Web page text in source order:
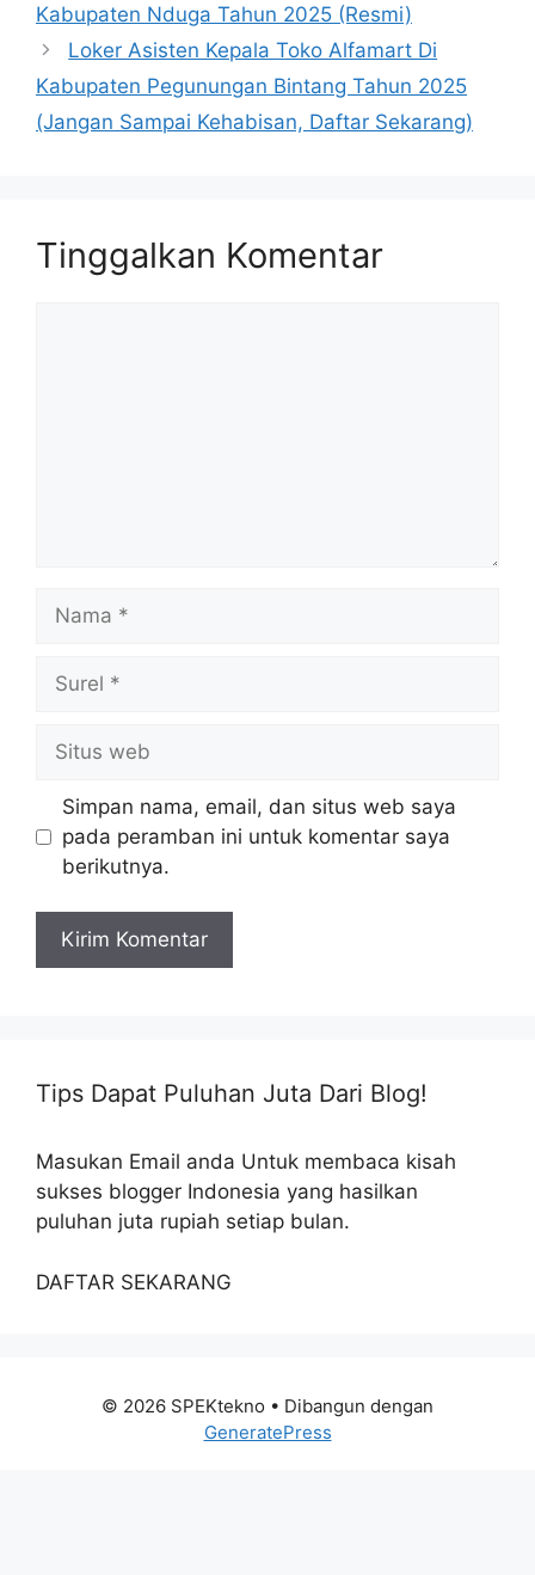
Kabupaten Nduga Tahun 2025 (Resmi)
Loker Asisten Kepala Toko Alfamart Di
Kabupaten Pegunungan Bintang Tahun 2025
(Jangan Sampai Kehabisan, Daftar Sekarang)
Tinggalkan Komentar
web
Simpan nama, email, dan situs web saya
pada peramban ini untuk komentar saya
berikutnya.
Tips Dapat Puluhan Juta Dari Blog!
Masukan Email anda Untuk membaca kisah
sukses blogger Indonesia yang hasilkan
puluhan juta rupiah setiap bulan.
DAFTAR SEKARANG
© 2026 SPEKtekno • Dibangun dengan
GeneratePress